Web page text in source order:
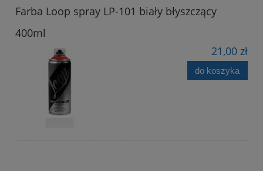
Farba Loop spray LP-101 biały błyszczący
400ml
21,00 zł
do koszyka